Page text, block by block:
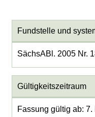
Fundstelle und
SächsABl. 2005 Nr.
Gültigkeitszeitraum
Fassung gültig ab: 7.